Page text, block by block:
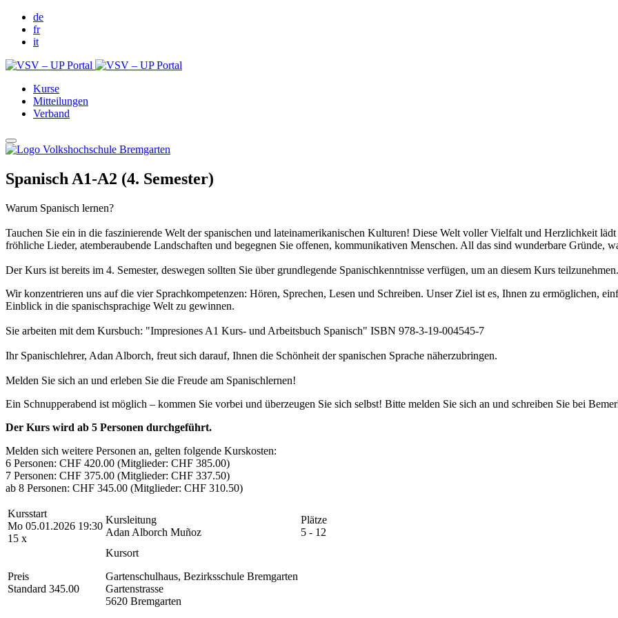
de
fr
it
Kurse
Mitteilungen
Verband
Spanisch A1-A2 (4. Semester)
Warum Spanisch lernen?
Tauchen Sie ein in die faszinierende Welt der spanischen und lateinamerikanischen Kulturen! Diese Welt voller Vielfalt und Herzlichkeit
fröhliche Lieder, atemberaubende Landschaften und begegnen Sie offenen, kommunikativen Menschen. All das sind wunderbare Gründe,
Der Kurs ist bereits im 4. Semester, deswegen sollten Sie über grundlegende Spanischkenntnisse verfügen, um an diesem Kurs teilzunehmen.
Wir konzentrieren uns auf die vier Sprachkompetenzen: Hören, Sprechen, Lesen und Schreiben. Unser Ziel ist es, Ihnen zu ermöglichen,
Einblick in die spanischsprachige Welt zu gewinnen.
Sie arbeiten mit dem Kursbuch: "Impresiones A1 Kurs- und Arbeitsbuch Spanisch" ISBN 978-3-19-004545-7
Ihr Spanischlehrer, Adan Alborch, freut sich darauf, Ihnen die Schönheit der spanischen Sprache näherzubringen.
Melden Sie sich an und erleben Sie die Freude am Spanischlernen!
Ein Schnupperabend ist möglich – kommen Sie vorbei und überzeugen Sie sich selbst! Bitte melden Sie sich an und schreiben Sie bei
Der Kurs wird ab 5 Personen durchgeführt.
Melden sich weitere Personen an, gelten folgende Kurskosten:
6 Personen: CHF 420.00 (Mitglieder: CHF 385.00)
7 Personen: CHF 375.00 (Mitglieder: CHF 337.50)
ab 8 Personen: CHF 345.00 (Mitglieder: CHF 310.50)
Kursstart
Mo 05.01.2026 19:30
15 x
Kursleitung
Adan Alborch Muñoz
Plätze
5 - 12
Preis
Standard 345.00
Kursort
Gartenschulhaus, Bezirksschule Bremgarten
Gartenstrasse
5620 Bremgarten